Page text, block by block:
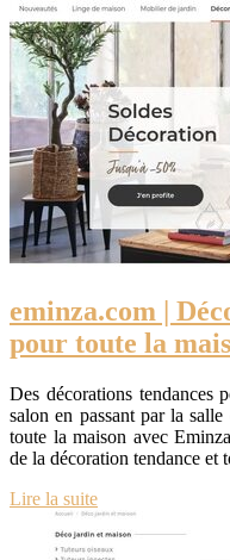
eminza.com |
pour toute la
Des décorations tendances
salon en passant par la
toute la maison avec
de la décoration tendance
Lire la suite